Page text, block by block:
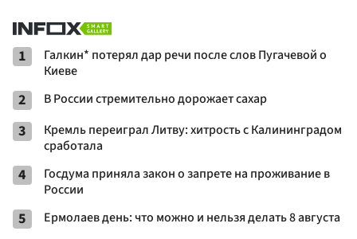
1
Галкин* потерял дар речи после слов Пугачевой о
Киеве
2 В России стремительно дорожает сахар
3
Кремль переиграл Литву: хитрость с Калининградом
сработала
4
Госдума приняла закон о запрете на проживание в
России
5 Ермолаев день: что можно и нельзя делать 8 августа